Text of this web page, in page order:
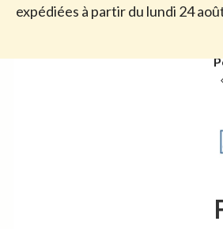
expédiées à partir du lundi 24
CHATSAUTRES PAR MARQUESANTI-GASPI